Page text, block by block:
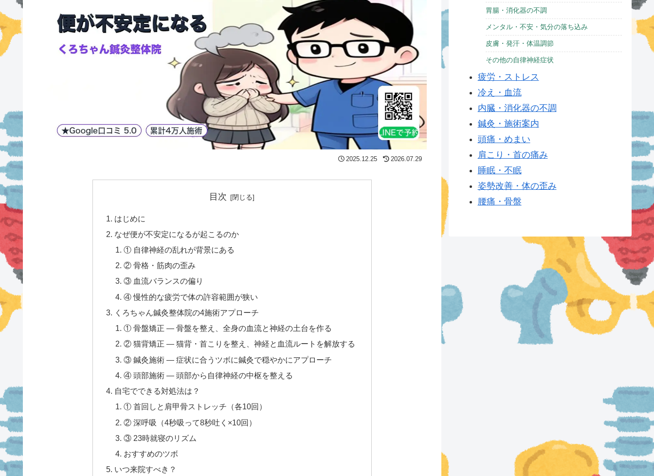
2025.12.25 2026.07.29
目次
はじめに
なぜ便が不安定になるが起こるのか
① 自律神経の乱れが背景にある
② 骨格・筋肉の歪み
③ 血流バランスの偏り
④ 慢性的な疲労で体の許容範囲が狭い
くろちゃん鍼灸整体院の4施術アプローチ
① 骨盤矯正 — 骨盤を整え、全身の血流と神経の土台を作る
② 猫背矯正 — 猫背・首こりを整え、神経と血流ルートを解放する
③ 鍼灸施術 — 症状に合うツボに鍼灸で穏やかにアプローチ
④ 頭部施術 — 頭部から自律神経の中枢を整える
自宅でできる対処法は？
① 首回しと肩甲骨ストレッチ（各10回）
② 深呼吸（4秒吸って8秒吐く×10回）
③ 23時就寝のリズム
おすすめのツボ
いつ来院すべき？
胃腸・消化器の不調
メンタル・不安・気分の落ち込み
皮膚・発汗・体温調節
その他の自律神経症状
疲労・ストレス
冷え・血流
内臓・消化器の不調
鍼灸・施術案内
頭痛・めまい
肩こり・首の痛み
睡眠・不眠
姿勢改善・体の歪み
腰痛・骨盤